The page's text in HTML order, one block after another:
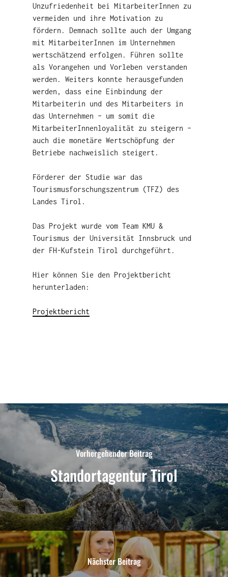
Unzufriedenheit bei MitarbeiterInnen zu
vermeiden und ihre Motivation zu
fördern. Demnach sollte auch der Umgang
mit MitarbeiterInnen im Unternehmen
wertschätzend erfolgen. Führen sollte
als Vorangehen und Vorleben verstanden
werden. Weiters konnte herausgefunden
werden, dass eine Einbindung der
Mitarbeiterin und des Mitarbeiters in
das Unternehmen – um somit die
MitarbeiterInnenloyalität zu steigern –
auch die monetäre Wertschöpfung der
Betriebe nachweislich steigert.
Förderer der Studie war das
Tourismusforschungszentrum (TFZ) des
Landes Tirol.
Das Projekt wurde vom Team KMU &
Tourismus der Universität Innsbruck und
der FH-Kufstein Tirol durchgeführt.
Hier können Sie den Projektbericht
herunterladen:
Projektbericht
Vorhergehender Beitrag
Standortagentur Tirol
Nächster Beitrag